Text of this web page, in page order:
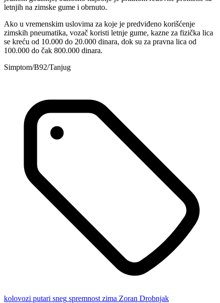
letnjih na zimske gume i obrnuto.
Ako u vremenskim uslovima za koje je predviđeno korišćenje
zimskih pneumatika, vozač koristi letnje gume, kazne za fizička lica
se kreću od 10.000 do 20.000 dinara, dok su za pravna lica od
100.000 do čak 800.000 dinara.
Simptom/B92/Tanjug
kolovozi putari sneg spremnost zima Zoran Drobnjak